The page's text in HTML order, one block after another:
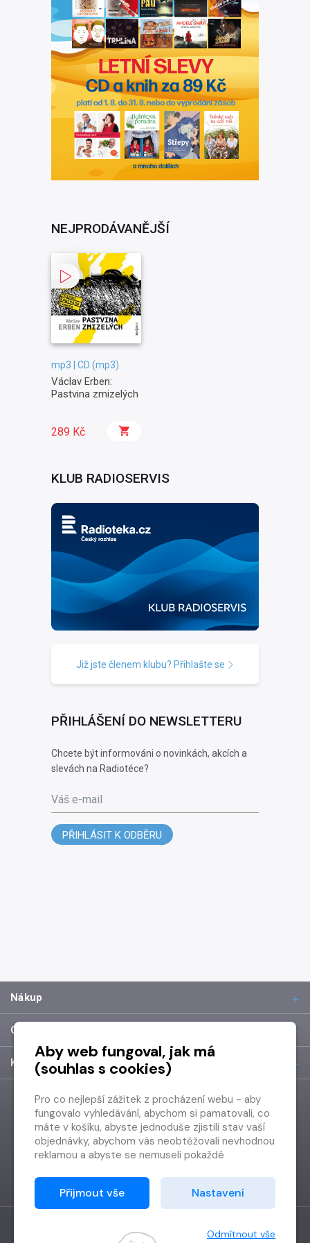
NEJPRODÁVANĚJŠÍ
mp3 | CD (mp3)
Václav Erben:
Pastvina zmizelých
289 Kč
KLUB RADIOSERVIS
Již jste členem klubu? Přihlašte se
PŘIHLÁŠENÍ DO NEWSLETTERU
Chcete být informováni o novinkách, akcích a
slevách na Radiotéce?
Váš e-mail
PŘIHLÁSIT K ODBĚRU
Nákup
O společnosti
Kontakt
Aby web fungoval, jak má
(souhlas s cookies)
Pro co nejlepší zážitek z procházení webu - aby
fungovalo vyhledávání, abychom si pamatovali, co
máte v košíku, abyste jednoduše zjistili stav vaší
objednávky, abychom vás neobtěžovali nevhodnou
reklamou a abyste se nemuseli pokaždé
Proto od vás potřebujeme souhlas se
zpracováním souborů cookies
Děkujeme, že nám ho dáte a pomůžete nám tak
Přijmout vše Nastavení
Odmítnout vše